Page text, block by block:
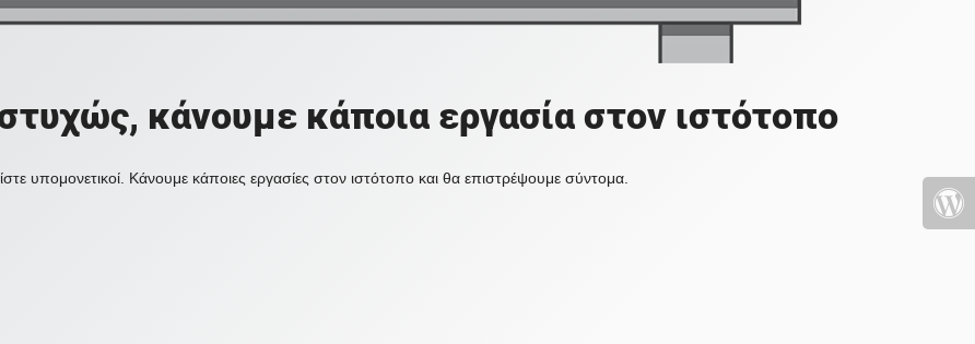
κάνουμε κάποια εργασία στον ιστότοπο
υπομονετικοί. Κάνουμε κάποιες εργασίες στον ιστότοπο και θα επιστρέψουμε σύντομα.